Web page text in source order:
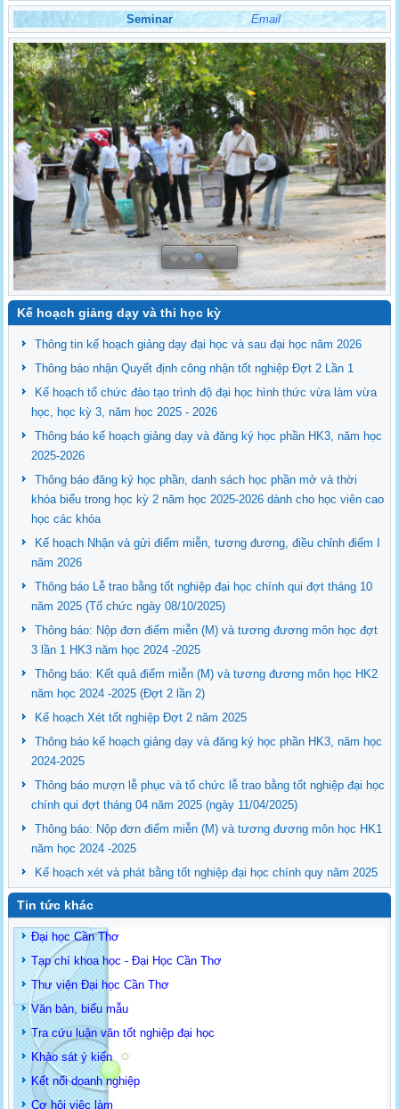
Seminar Email
Kế hoạch giảng dạy và thi học kỳ
Thông tin kế hoạch giảng dạy đại học và sau đại học năm 2026
Thông báo nhận Quyết định công nhận tốt nghiệp Đợt 2 Lần 1
Kế hoạch tổ chức đào tạo trình độ đại học hình thức vừa làm vừa
học, học kỳ 3, năm học 2025 - 2026
Thông báo kế hoạch giảng dạy và đăng ký học phần HK3, năm học
2025-2026
Thông báo đăng ký học phần, danh sách học phần mở và thời
khóa biểu trong học kỳ 2 năm học 2025-2026 dành cho học viên cao
học các khóa
Kế hoạch Nhận và gửi điểm miễn, tương đương, điều chỉnh điểm I
năm 2026
Thông báo Lễ trao bằng tốt nghiệp đại học chính qui đợt tháng 10
năm 2025 (Tổ chức ngày 08/10/2025)
Thông báo: Nộp đơn điểm miễn (M) và tương đương môn học đợt
3 lần 1 HK3 năm học 2024 -2025
Thông báo: Kết quả điểm miễn (M) và tương đương môn học HK2
năm học 2024 -2025 (Đợt 2 lần 2)
Kế hoạch Xét tốt nghiệp Đợt 2 năm 2025
Thông báo kế hoạch giảng dạy và đăng ký học phần HK3, năm học
2024-2025
Thông báo mượn lễ phục và tổ chức lễ trao bằng tốt nghiệp đại học
chính qui đợt tháng 04 năm 2025 (ngày 11/04/2025)
Thông báo: Nộp đơn điểm miễn (M) và tương đương môn học HK1
năm học 2024 -2025
Kế hoạch xét và phát bằng tốt nghiệp đại học chính quy năm 2025
Tin tức khác
Đại học Cần Thơ
Tạp chí khoa học - Đại Học Cần Thơ
Thư viện Đại học Cần Thơ
Văn bản, biểu mẫu
Tra cứu luận văn tốt nghiệp đại học
Khảo sát ý kiến
Kết nối doanh nghiệp
Cơ hội việc làm